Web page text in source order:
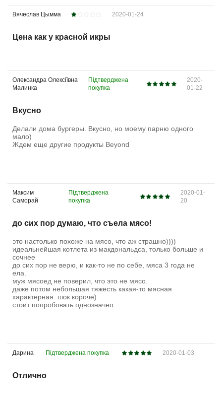
Вячеслав Цымма 2020-01-24
Цена как у красной икры
Олександра Олексіївна
Малинка
Підтверджена
покупка
2020-
01-22
Вкусно
Делали дома бургеры. Вкусно, но моему парню одного
мало)
Ждем еще другие продукты Beyond
Максим
Саморай
Підтверджена
покупка
2020-01-
20
до сих пор думаю, что съела мясо!
это настолько похоже на мясо, что аж страшно))))
идеальнейшая котлета из макдональдса, только больше и
сочнее
до сих пор не верю, и как-то не по себе, мяса 3 года не
ела.
муж мясоед не поверил, что это не мясо.
даже потом небольшая тяжесть какая-то мясная
характерная. шок короче)
стоит попробовать однозначно
Дарина Підтверджена покупка 2020-01-03
Отлично